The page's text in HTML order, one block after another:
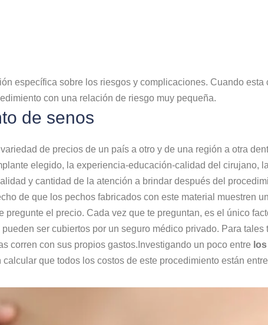
específica sobre los riesgos y complicaciones. Cuando esta
con una relación de riesgo muy pequeña.
de senos
de precios de un país a otro y de una región a otra
elegido, la experiencia-educación-calidad del cirujano,
y cantidad de la atención a brindar después del
de que los pechos fabricados con este material muestren
el precio. Cada vez que te preguntan, es el único
pueden ser cubiertos por un seguro médico privado. Para tales
corren con sus propios gastos.Investigando un poco entre
que todos los costos de este procedimiento están